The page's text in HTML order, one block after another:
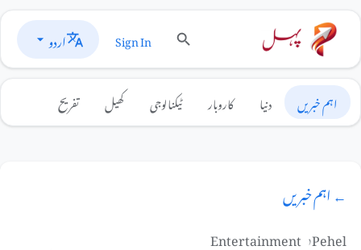
Sign In اردو
اہم خبریں دنیا کاروبار ٹیکنالوجی کھیل تفریح
← اہم خبریں
Pehel
Entertainment